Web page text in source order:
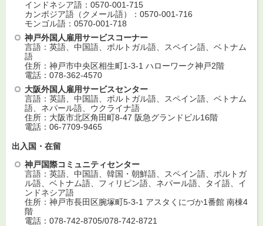
インドネシア語：0570-001-715
カンボジア語（クメール語）：0570-001-716
モンゴル語：0570-001-718
神戸外国人雇用サービスコーナー
言語：英語、中国語、ポルトガル語、スペイン語、ベトナム
語
住所：神戸市中央区相生町1-3-1 ハローワーク神戸2階
電話：078-362-4570
大阪外国人雇用サービスセンター
言語：英語、中国語、ポルトガル語、スペイン語、ベトナム
語、ネパール語、ウクライナ語
住所：大阪市北区角田町8-47 阪急グランドビル16階
電話：06-7709-9465
出入国・在留
神戸国際コミュニティセンター
言語：英語、中国語、韓国・朝鮮語、スペイン語、ポルトガ
ル語、ベトナム語、フィリピン語、ネパール語、タイ語、イ
ンドネシア語
住所：神戸市長田区腕塚町5-3-1 アスタくにづか1番館 南棟4
階
電話：078-742-8705/078-742-8721